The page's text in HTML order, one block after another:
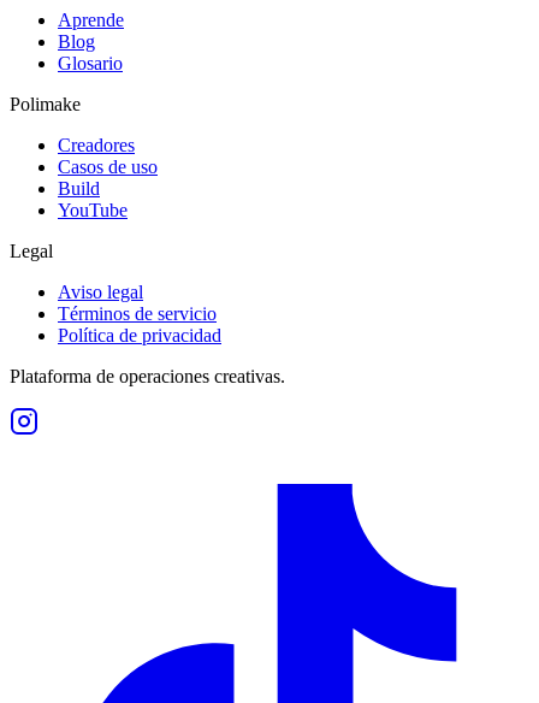
Aprende
Blog
Glosario
Polimake
Creadores
Casos de uso
Build
YouTube
Legal
Aviso legal
Términos de servicio
Política de privacidad
Plataforma de operaciones creativas.